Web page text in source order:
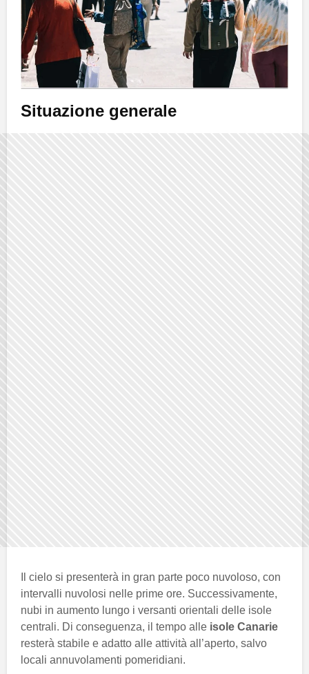
Situazione generale
Il cielo si presenterà in gran parte poco nuvoloso, con
intervalli nuvolosi nelle prime ore. Successivamente,
nubi in aumento lungo i versanti orientali delle isole
centrali. Di conseguenza, il tempo alle isole Canarie
resterà stabile e adatto alle attività all’aperto, salvo
locali annuvolamenti pomeridiani.